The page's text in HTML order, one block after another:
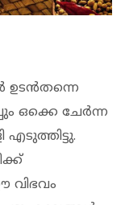
ഉടന്‍തന്നെ
ഒക്കെ ചേര്‍ന്ന
എടുത്തിട്ടു.
വിഭവം